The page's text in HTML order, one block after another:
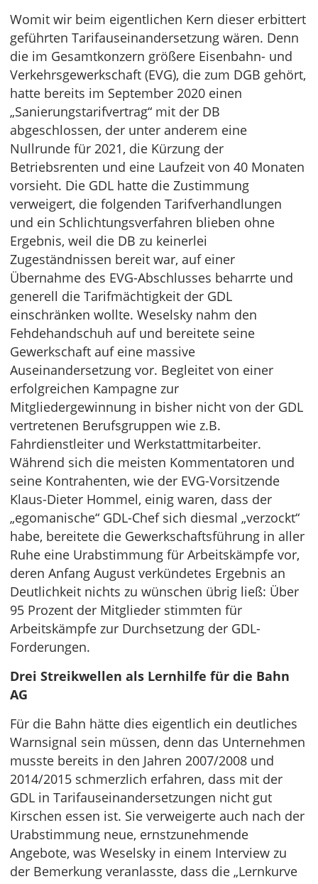
Womit wir beim eigentlichen Kern dieser erbittert
geführten Tarifauseinandersetzung wären. Denn
die im Gesamtkonzern größere Eisenbahn- und
Verkehrsgewerkschaft (EVG), die zum DGB gehört,
hatte bereits im September 2020 einen
„Sanierungstarifvertrag“ mit der DB
abgeschlossen, der unter anderem eine
Nullrunde für 2021, die Kürzung der
Betriebsrenten und eine Laufzeit von 40 Monaten
vorsieht. Die GDL hatte die Zustimmung
verweigert, die folgenden Tarifverhandlungen
und ein Schlichtungsverfahren blieben ohne
Ergebnis, weil die DB zu keinerlei
Zugeständnissen bereit war, auf einer
Übernahme des EVG-Abschlusses beharrte und
generell die Tarifmächtigkeit der GDL
einschränken wollte. Weselsky nahm den
Fehdehandschuh auf und bereitete seine
Gewerkschaft auf eine massive
Auseinandersetzung vor. Begleitet von einer
erfolgreichen Kampagne zur
Mitgliedergewinnung in bisher nicht von der GDL
vertretenen Berufsgruppen wie z.B.
Fahrdienstleiter und Werkstattmitarbeiter.
Während sich die meisten Kommentatoren und
seine Kontrahenten, wie der EVG-Vorsitzende
Klaus-Dieter Hommel, einig waren, dass der
„egomanische“ GDL-Chef sich diesmal „verzockt“
habe, bereitete die Gewerkschaftsführung in aller
Ruhe eine Urabstimmung für Arbeitskämpfe vor,
deren Anfang August verkündetes Ergebnis an
Deutlichkeit nichts zu wünschen übrig ließ: Über
95 Prozent der Mitglieder stimmten für
Arbeitskämpfe zur Durchsetzung der GDL-
Forderungen.
Drei Streikwellen als Lernhilfe für die Bahn
AG
Für die Bahn hätte dies eigentlich ein deutliches
Warnsignal sein müssen, denn das Unternehmen
musste bereits in den Jahren 2007/2008 und
2014/2015 schmerzlich erfahren, dass mit der
GDL in Tarifauseinandersetzungen nicht gut
Kirschen essen ist. Sie verweigerte auch nach der
Urabstimmung neue, ernstzunehmende
Angebote, was Weselsky in einem Interview zu
der Bemerkung veranlasste, dass die „Lernkurve